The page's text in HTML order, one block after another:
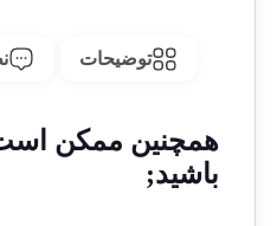
توضیحات
همچنین ممکن
باشید;